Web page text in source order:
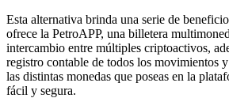
Esta alternativa brinda una serie de
ofrece la PetroAPP, una billetera
intercambio entre múltiples criptoactivos,
registro contable de todos los movimientos
las distintas monedas que poseas en la
fácil y segura.